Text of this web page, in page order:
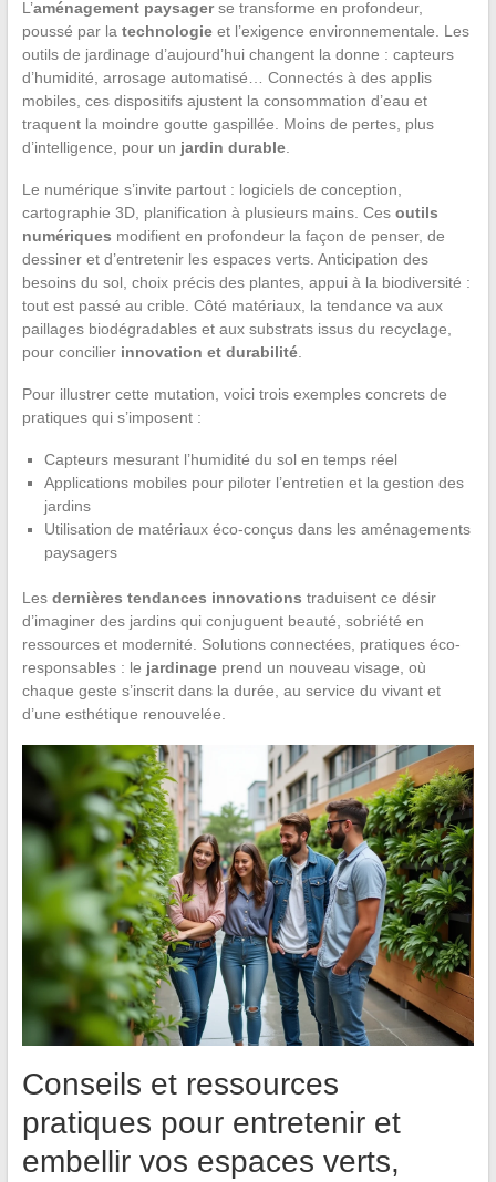
L’aménagement paysagerse transforme en profondeur,
poussé par la technologieet l’exigence environnementale. Les
outils de jardinage d’aujourd’hui changent la donne : capteurs
d’humidité, arrosage automatisé… Connectés à des applis
mobiles, ces dispositifs ajustent la consommation d’eau et
traquent la moindre goutte gaspillée. Moins de pertes, plus
d’intelligence, pour un jardin durable.
Le numérique s’invite partout : logiciels de conception,
cartographie 3D, planification à plusieurs mains. Ces outils
numériques modifient en profondeur la façon de penser, de
dessiner et d’entretenir les espaces verts. Anticipation des
besoins du sol, choix précis des plantes, appui à la biodiversité :
tout est passé au crible. Côté matériaux, la tendance va aux
paillages biodégradables et aux substrats issus du recyclage,
pour concilier innovation et durabilité.
Pour illustrer cette mutation, voici trois exemples concrets de
pratiques qui s’imposent :
Capteurs mesurant l’humidité du sol en temps réel
Applications mobiles pour piloter l’entretien et la gestion des
jardins
Utilisation de matériaux éco-conçus dans les aménagements
paysagers
Les dernières tendances innovations traduisent ce désir
d’imaginer des jardins qui conjuguent beauté, sobriété en
ressources et modernité. Solutions connectées, pratiques éco-
responsables : le jardinageprend un nouveau visage, où
chaque geste s’inscrit dans la durée, au service du vivant et
d’une esthétique renouvelée.
Conseils et ressources
pratiques pour entretenir et
embellir vos espaces verts,